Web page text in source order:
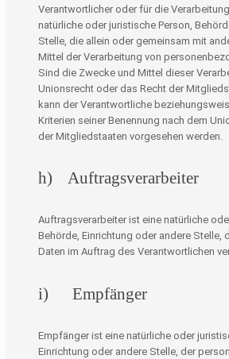
Verantwortlicher oder für die
natürliche oder juristische Person,
Stelle, die allein oder gemeinsam mit
Mittel der Verarbeitung von
Sind die Zwecke und Mittel dieser
Unionsrecht oder das Recht der
kann der Verantwortliche
Kriterien seiner Benennung nach dem
der Mitgliedstaaten vorgesehen werden.
h) Auftragsverarbeiter
Auftragsverarbeiter ist eine natürliche
Behörde, Einrichtung oder andere Stelle,
Daten im Auftrag des Verantwortlichen
i) Empfänger
Empfänger ist eine natürliche oder
Einrichtung oder andere Stelle, der